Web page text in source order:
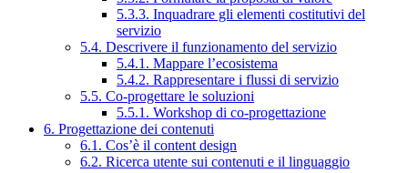
5.3.3. Inquadrare gli elementi costitutivi del
servizio
5.4. Descrivere il funzionamento del servizio
5.4.1. Mappare l’ecosistema
5.4.2. Rappresentare i flussi di servizio
5.5. Co-progettare le soluzioni
5.5.1. Workshop di co-progettazione
6. Progettazione dei contenuti
6.1. Cos’è il content design
6.2. Ricerca utente sui contenuti e il linguaggio